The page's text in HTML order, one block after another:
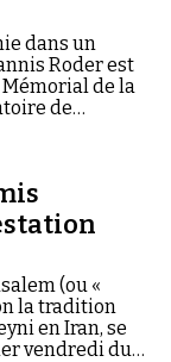
dans un
Roder est
de la
de
(ou «
la tradition
en Iran, se
vendredi du